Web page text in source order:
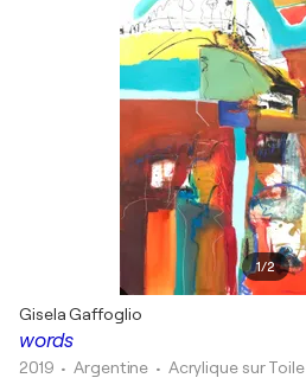
1/2
words
Gisela Gaffoglio
2019 • Argentine • Acrylique sur Toile